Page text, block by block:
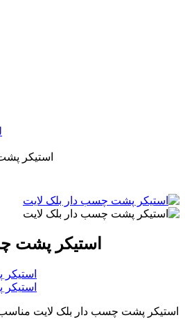
استیکر
استیکر پشت
استیکر پشت چسب دار بلک لایت